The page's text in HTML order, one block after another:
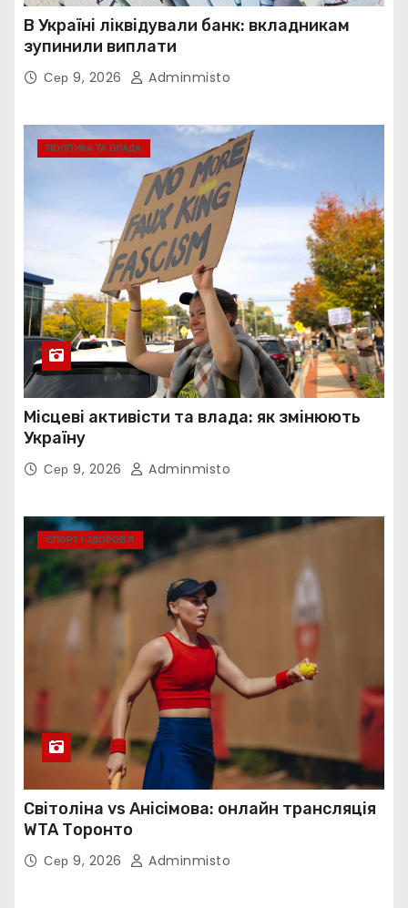
В Україні ліквідували банк: вкладникам
зупинили виплати
Сер 9, 2026 Adminmisto
ПОЛІТИКА ТА ВЛАДА
Місцеві активісти та влада: як змінюють
Україну
Сер 9, 2026 Adminmisto
СПОРТ І ЗДОРОВ’Я
Світоліна vs Анісімова: онлайн трансляція
WTA Торонто
Сер 9, 2026 Adminmisto